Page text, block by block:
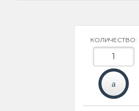
КОЛИЧЕСТВО: